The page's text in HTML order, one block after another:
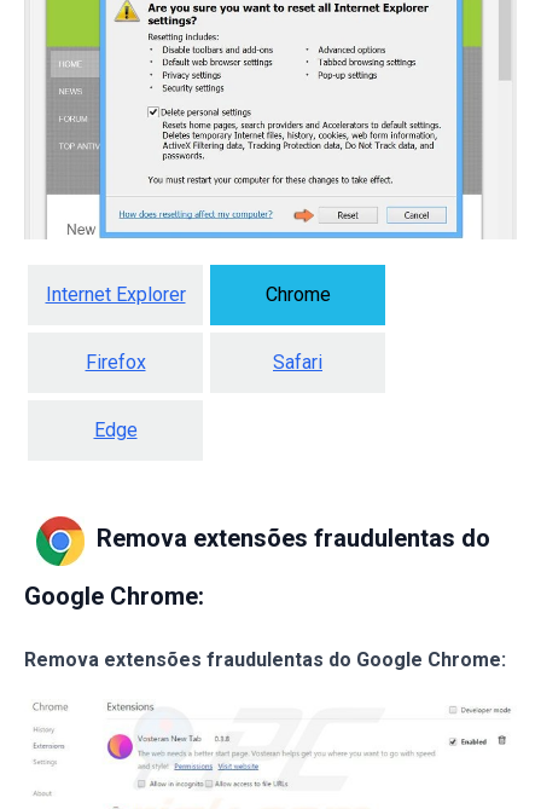
Internet Explorer Chrome
Firefox Safari
Edge
Remova extensões fraudulentas do
Google Chrome:
Remova extensões fraudulentas do Google Chrome: